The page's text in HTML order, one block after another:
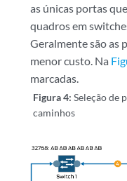
as únicas portas
quadros em
Geralmente são as
menor custo. Na
marcadas.
Figura 4:Seleção de
caminhos